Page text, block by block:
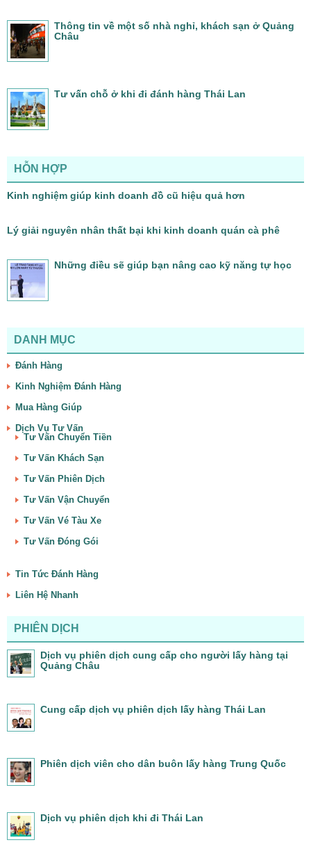
Thông tin về một số nhà nghỉ, khách sạn ở Quảng
Châu
Tư vấn chỗ ở khi đi đánh hàng Thái Lan
HỖN HỢP
Kinh nghiệm giúp kinh doanh đồ cũ hiệu quả hơn
Lý giải nguyên nhân thất bại khi kinh doanh quán cà phê
Những điều sẽ giúp bạn nâng cao kỹ năng tự học
DANH MỤC
Đánh Hàng
Kinh Nghiệm Đánh Hàng
Mua Hàng Giúp
Dịch Vụ Tư Vấn
Tư Vấn Chuyển Tiền
Tư Vấn Khách Sạn
Tư Vấn Phiên Dịch
Tư Vấn Vận Chuyển
Tư Vấn Vé Tàu Xe
Tư Vấn Đóng Gói
Tin Tức Đánh Hàng
Liên Hệ Nhanh
PHIÊN DỊCH
Dịch vụ phiên dịch cung cấp cho người lấy hàng tại
Quảng Châu
Cung cấp dịch vụ phiên dịch lấy hàng Thái Lan
Phiên dịch viên cho dân buôn lấy hàng Trung Quốc
Dịch vụ phiên dịch khi đi Thái Lan